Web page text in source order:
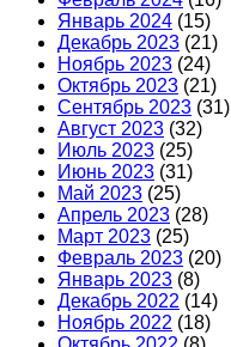
Январь 2024 (15)
Декабрь 2023 (21)
Ноябрь 2023 (24)
Октябрь 2023 (21)
Сентябрь 2023 (31)
Август 2023 (32)
Июль 2023 (25)
Июнь 2023 (31)
Май 2023 (25)
Апрель 2023 (28)
Март 2023 (25)
Февраль 2023 (20)
Январь 2023 (8)
Декабрь 2022 (14)
Ноябрь 2022 (18)